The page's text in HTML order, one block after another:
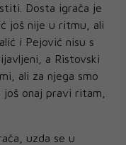
Dosta igrača je
još nije u ritmu, ali
i Pejović nisu s
a Ristovski
ali za njega smo
onaj pravi ritam,
uzda se u